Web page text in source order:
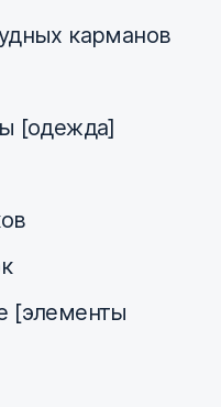
карманов
[одежда]
[элементы